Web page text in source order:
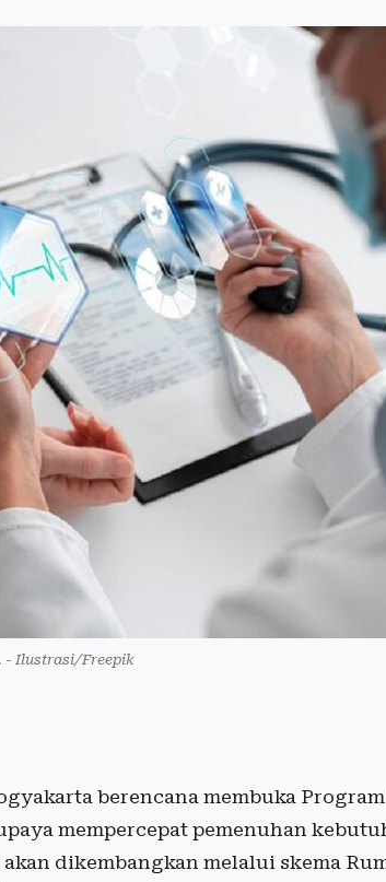
- Ilustrasi/Freepik
berencana membuka
mempercepat pemenuhan
dikembangkan melalui skema